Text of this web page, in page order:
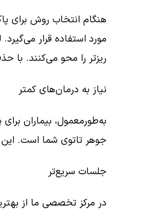
هنگام انتخاب روش برای
مورد استفاده قرار
ریزتر را محو می‌کنند. با
نیاز به درمان‌های کمتر
به‌طورمعمول، بیماران
جوهر تاتوی شما است. این
جلسات سریع‌تر
در مرکز تخصصی ما از